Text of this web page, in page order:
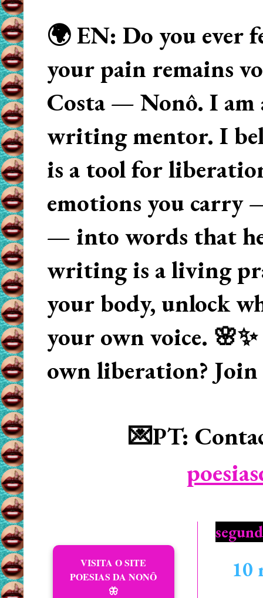
🌍 EN: Do you ever
your pain remains
Costa — Nonô. I am
writing mentor. I
is a tool for
emotions you carry
— into words that
writing is a living
your body, unlock
your own voice.
own liberation? Join
💌PT:
10
VISITA O SITE
POESIAS DA NONÔ
🦋